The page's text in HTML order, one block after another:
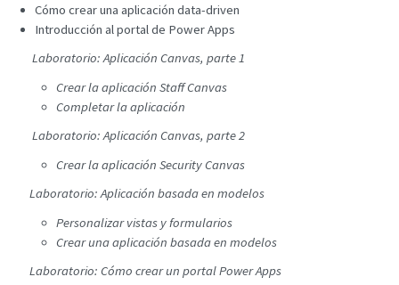
Cómo crear una aplicación data-driven
Introducción al portal de Power Apps
Laboratorio: Aplicación Canvas, parte 1
Crear la aplicación Staff Canvas
Completar la aplicación
Laboratorio: Aplicación Canvas, parte 2
Crear la aplicación Security Canvas
Laboratorio: Aplicación basada en modelos
Personalizar vistas y formularios
Crear una aplicación basada en modelos
Laboratorio: Cómo crear un portal Power Apps